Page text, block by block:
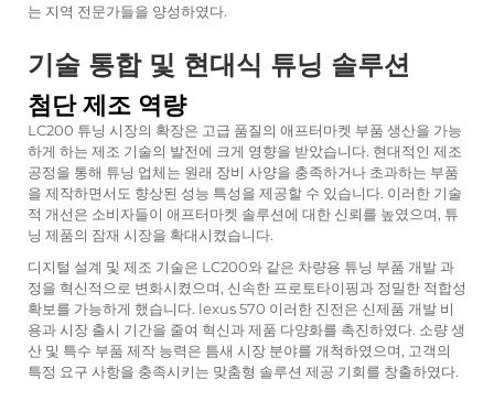
는 지역 전문가들을 양성하였다.
기술 통합 및 현대식 튜닝 솔루션
첨단 제조 역량
LC200 튜닝 시장의 확장은 고급 품질의 애프터마켓 부품 생산을 가능
하게 하는 제조 기술의 발전에 크게 영향을 받았습니다. 현대적인 제조
공정을 통해 튜닝 업체는 원래 장비 사양을 충족하거나 초과하는 부품
을 제작하면서도 향상된 성능 특성을 제공할 수 있습니다. 이러한 기술
적 개선은 소비자들이 애프터마켓 솔루션에 대한 신뢰를 높였으며, 튜
닝 제품의 잠재 시장을 확대시켰습니다.
디지털 설계 및 제조 기술은 LC200와 같은 차량용 튜닝 부품 개발 과
정을 혁신적으로 변화시켰으며, 신속한 프로토타이핑과 정밀한 적합성
확보를 가능하게 했습니다. lexus 570 이러한 진전은 신제품 개발 비
용과 시장 출시 기간을 줄여 혁신과 제품 다양화를 촉진하였다. 소량 생
산 및 특수 부품 제작 능력은 틈새 시장 분야를 개척하였으며, 고객의
특정 요구 사항을 충족시키는 맞춤형 솔루션 제공 기회를 창출하였다.